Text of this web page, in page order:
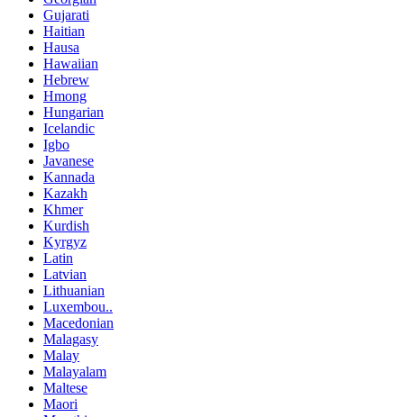
Gujarati
Haitian
Hausa
Hawaiian
Hebrew
Hmong
Hungarian
Icelandic
Igbo
Javanese
Kannada
Kazakh
Khmer
Kurdish
Kyrgyz
Latin
Latvian
Lithuanian
Luxembou..
Macedonian
Malagasy
Malay
Malayalam
Maltese
Maori